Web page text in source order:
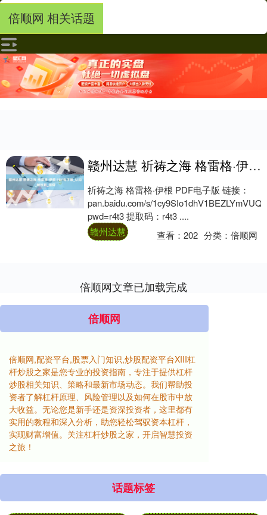
倍顺网 相关话题
赣州达慧 祈祷之海 格雷格·伊根 PDF电子版_认知_帕拉斯_信仰
祈祷之海 格雷格·伊根 PDF电子版 链接：
pan.baidu.com/s/
pwd=r4t3 提取码：r4t3 ....
赣州达慧
查看：202 分类：倍顺网
倍顺网文章已加载完成
倍顺网
倍顺网,配资平台,股票入门知识,炒股配资平台XIII‌杠
杆炒股之家是您专业的投资指南，专注于提供杠杆
炒股相关知识、策略和最新市场动态。我们帮助投
资者了解杠杆原理、风险管理以及如何在股市中放
大收益。无论您是新手还是资深投资者，这里都有
实用的教程和深入分析，助您轻松驾驭资本杠杆，
实现财富增值。关注杠杆炒股之家，开启智慧投资
之旅！
话题标签